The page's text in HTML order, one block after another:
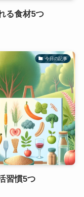
る食材5つ
今日の記事
習慣5つ